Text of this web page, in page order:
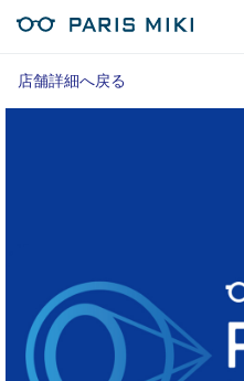
マイページ
店舗を探す
店舗検索/来店予約
店舗詳細へ戻る